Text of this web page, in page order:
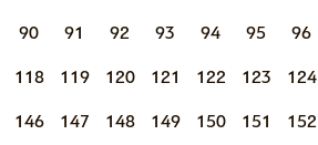
90 91 92 93 94 95 96
118 119 120 121 122 123 124
146 147 148 149 150 151 152